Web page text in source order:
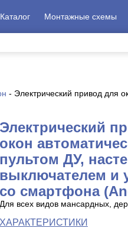
Каталог Монтажные схемы
- Электрический привод для
Электрический
окон
пультом ДУ,
выключателем и
со смартфона
Для всех видов мансардных,
ХАРАКТЕРИСТИКИ